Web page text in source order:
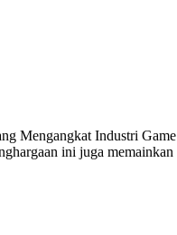
Mengangkat Industri
ini juga